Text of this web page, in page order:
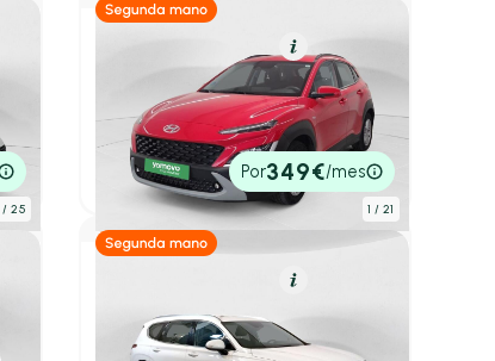
/ 25 1 / 21
Hyundai Kona
1.0 TGDI 48V Klass 4X2
202237.000 km120cvManual
16.950€
P.V.P. contado
Por349€/mes
Hyundai Santa Fe
1.6 TGDi HEV Klass Auto 4x2